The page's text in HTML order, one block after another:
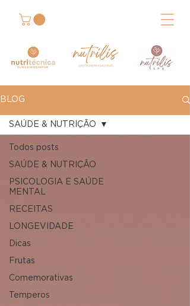
BLOG
Todos posts
SAÚDE & NUTRIÇÃO
PSICOLOGIA E SAÚDE
MENTAL
RECEITAS
LONGEVIDADE
Dicas
Frutas
Comemorativas
Temperos
SAÚDE & NUTRIÇÃO